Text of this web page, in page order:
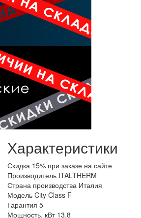
Характеристики
Скидка 15% при заказе на сайте
Производитель ITALTHERM
Страна производства Италия
Модель City Class F
Гарантия 5
Мощность, кВт 13.8